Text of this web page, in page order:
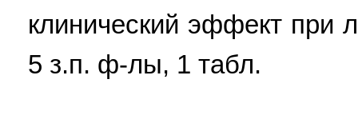
клинический эффект при
5 з.п. ф-лы, 1 табл.